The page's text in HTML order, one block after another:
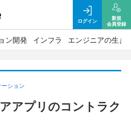
ログイン
新規
会員登録
ン開発 インフラ エンジニアの生き
ション
アプリのコントラク